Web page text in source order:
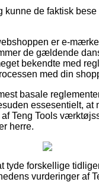
de faktisk
er e-
de gældende
bekendte med
med din
basale
essesentielt,
Teng Tools
herre.
tyde forskellige
vurderinger af